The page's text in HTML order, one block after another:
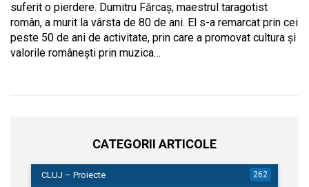
suferit o pierdere. Dumitru Fărcaș, maestrul taragotist
român, a murit la vârsta de 80 de ani. El s-a remarcat prin cei
peste 50 de ani de activitate, prin care a promovat cultura și
valorile românești prin muzica…
CATEGORII ARTICOLE
CLUJ – Proiecte 262